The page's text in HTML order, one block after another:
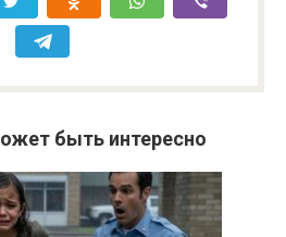
быть интересно